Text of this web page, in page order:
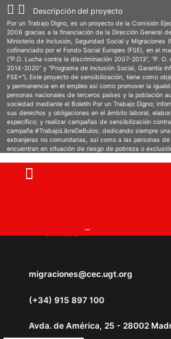
Ir
al
contenido
Descripción del proyecto
Por un Trabajo Digno, es un proyecto de la Comisión
2006 gracias a la financiación de la Dirección General
Ministerio de Inclusión, Seguridad Social y Migraciones
cofinanciado por el Fondo Social Europeo (FSE), en el
(“P.O. Lucha contra la discriminación 2007-2013”, “P.
2014-2020” y “Programa de Inclusión Social, Garantía
FSE+”). Este proyecto de sensibilización, tiene como
y permanencia en el empleo así como promover la
personas nacionales de terceros países y la población
sociedad mediante el Boletín Por un Trabajo Digno;
sus derechos y obligaciones en el ámbito laboral,
específico; y realizar campañas de sensibilización
campaña #TrabajoLibreDeBulos; dedicando siempre
extranjeras no comunitarias, así como a las personas
encuentran en situación de riesgo de pobreza o
migraciones@cec.ugt.org
(+34) 915 897 100
Avda. de América, 25 - 28002